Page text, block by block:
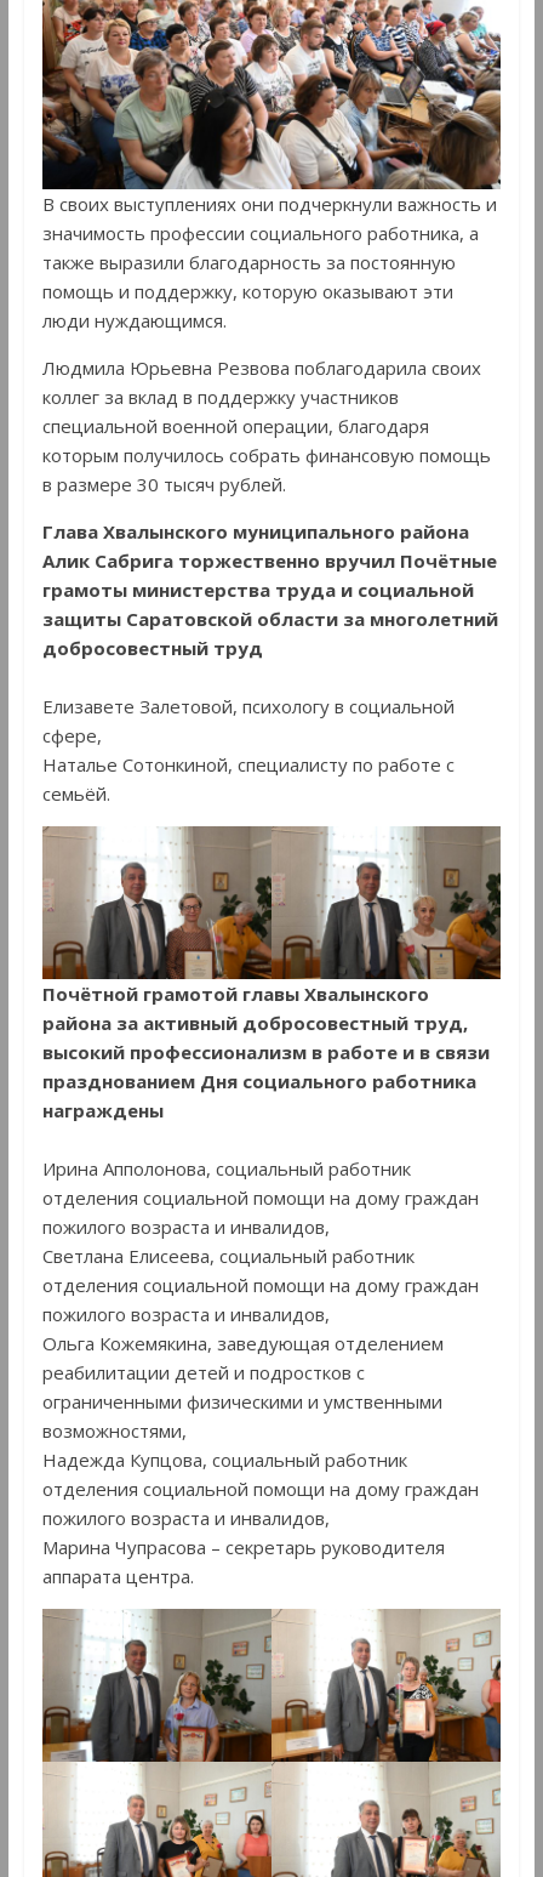
В своих выступлениях они подчеркнули важность и
значимость профессии социального работника, а
также выразили благодарность за постоянную
помощь и поддержку, которую оказывают эти
люди нуждающимся.
Людмила Юрьевна Резвова поблагодарила своих
коллег за вклад в поддержку участников
специальной военной операции, благодаря
которым получилось собрать финансовую помощь
в размере 30 тысяч рублей.
Глава Хвалынского муниципального района
Алик Сабрига торжественно вручил Почётные
грамоты министерства труда и социальной
защиты Саратовской области за многолетний
добросовестный труд
Елизавете Залетовой, психологу в социальной
сфере,
Наталье Сотонкиной, специалисту по работе с
семьёй.
Почётной грамотой главы Хвалынского
района за активный добросовестный труд,
высокий профессионализм в работе и в связи
празднованием Дня социального работника
награждены
Ирина Апполонова, социальный работник
отделения социальной помощи на дому граждан
пожилого возраста и инвалидов,
Светлана Елисеева, социальный работник
отделения социальной помощи на дому граждан
пожилого возраста и инвалидов,
Ольга Кожемякина, заведующая отделением
реабилитации детей и подростков с
ограниченными физическими и умственными
возможностями,
Надежда Купцова, социальный работник
отделения социальной помощи на дому граждан
пожилого возраста и инвалидов,
Марина Чупрасова – секретарь руководителя
аппарата центра.